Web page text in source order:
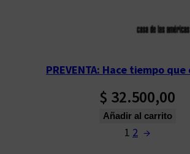
PREVENTA: Hace tiempo
$ 32.500,00
Añadir al carrito
1 2 →